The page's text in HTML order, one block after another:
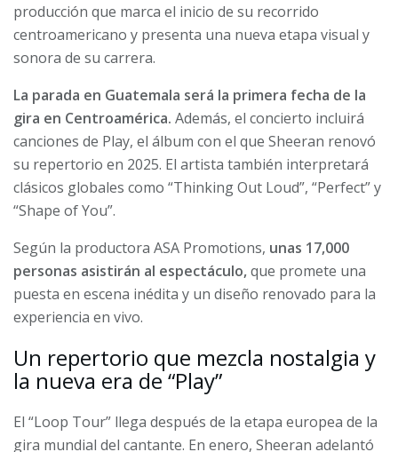
producción que marca el inicio de su recorrido
centroamericano y presenta una nueva etapa visual y
sonora de su carrera.
La parada en Guatemala será la primera fecha de la
gira en Centroamérica. Además, el concierto incluirá
canciones de Play, el álbum con el que Sheeran renovó
su repertorio en 2025. El artista también interpretará
clásicos globales como “Thinking Out Loud”, “Perfect” y
“Shape of You”.
Según la productora ASA Promotions, unas 17,000
personas asistirán al espectáculo,que promete una
puesta en escena inédita y un diseño renovado para la
experiencia en vivo.
Un repertorio que mezcla nostalgia y
la nueva era de “Play”
El “Loop Tour” llega después de la etapa europea de la
gira mundial del cantante. En enero, Sheeran adelantó